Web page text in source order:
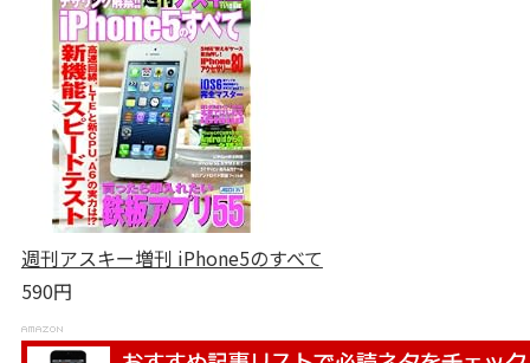
週刊アスキー増刊 iPhone5のすべて
590円